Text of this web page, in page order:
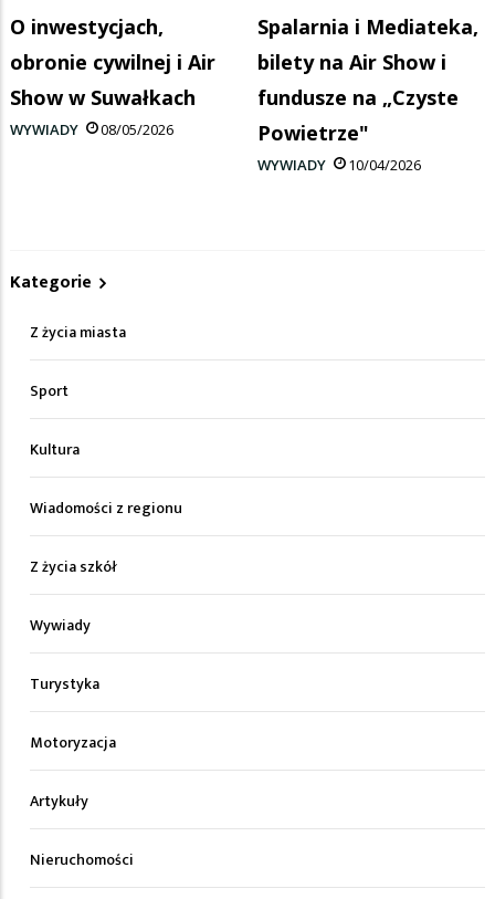
O inwestycjach,
obronie cywilnej i Air
Show w Suwałkach
WYWIADY 08/05/2026
Spalarnia i Mediateka,
bilety na Air Show i
fundusze na „Czyste
Powietrze"
WYWIADY 10/04/2026
Kategorie
Z życia miasta
Sport
Kultura
Wiadomości z regionu
Z życia szkół
Wywiady
Turystyka
Motoryzacja
Artykuły
Nieruchomości